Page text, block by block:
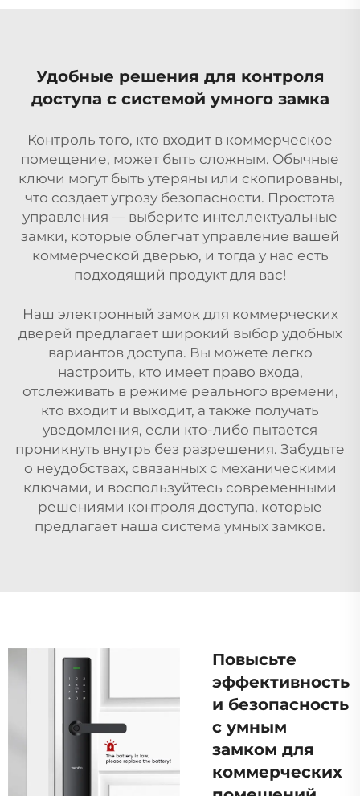
Удобные решения для контроля
доступа с системой умного замка
Контроль того, кто входит в коммерческое
помещение, может быть сложным. Обычные
ключи могут быть утеряны или скопированы,
что создает угрозу безопасности. Простота
управления — выберите интеллектуальные
замки, которые облегчат управление вашей
коммерческой дверью, и тогда у нас есть
подходящий продукт для вас!
Наш электронный замок для коммерческих
дверей предлагает широкий выбор удобных
вариантов доступа. Вы можете легко
настроить, кто имеет право входа,
отслеживать в режиме реального времени,
кто входит и выходит, а также получать
уведомления, если кто-либо пытается
проникнуть внутрь без разрешения. Забудьте
о неудобствах, связанных с механическими
ключами, и воспользуйтесь современными
решениями контроля доступа, которые
предлагает наша система умных замков.
Повысьте
эффективность
и безопасность
с умным
замком для
коммерческих